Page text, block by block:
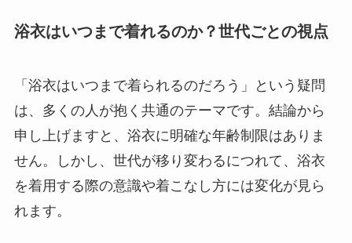
浴衣はいつまで着れるのか？世代ごとの視点
「浴衣はいつまで着られるのだろう」という疑問
は、多くの人が抱く共通のテーマです。結論から
申し上げますと、浴衣に明確な年齢制限はありま
せん。しかし、世代が移り変わるにつれて、浴衣
を着用する際の意識や着こなし方には変化が見ら
れます。